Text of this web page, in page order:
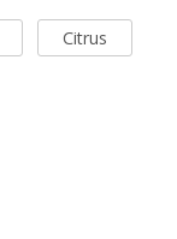
Citrus